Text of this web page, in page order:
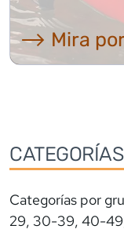
⟶ Mira por
CATEGORÍAS
Categorías por
29, 30-39, 40-